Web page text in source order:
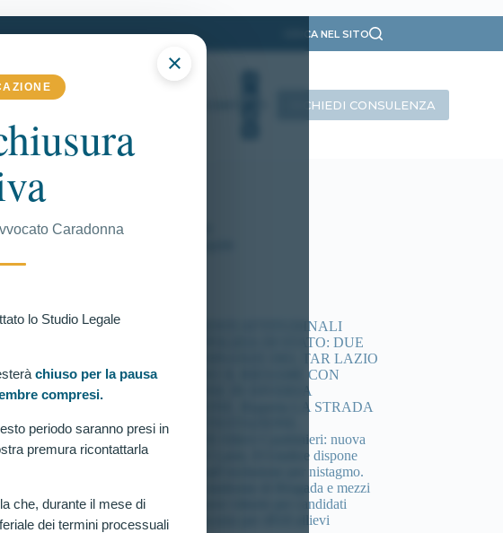
×
Caradonna
lo Studio Legale
chiuso per la pausa
compresi.
periodo saranno presi in
premura ricontattarla
che, durante il mese di
dei termini processuali
CERCA NEL SITO
RICHIEDI CONSULENZA
ACCERTAMENTI ATTITUDINALI
CONCORSI POLIZIA DI STATO: DUE
NUOVE ORDINANZE DEL TAR LAZIO
DISPONGONO IL RIESAME CON
COMMISSIONE IN DIVERSA
COMPOSIZIONE. Riaperta LA STRADA
DELLA CONTESTAZIONE.
Concorso 4.918 Allievi Carabinieri: nuova
vittoria al TAR Lazio. Il Giudice dispone
verificazione sull’esclusione per nistagmo.
Cheratocono, sindrome di Brugada e mezzi
di sintesi: 3 nuove vittorie per candidati
esclusi dal concorso per 4918 allievi